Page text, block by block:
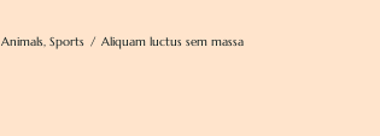
Animals Sports Aliquam luctus sem massa